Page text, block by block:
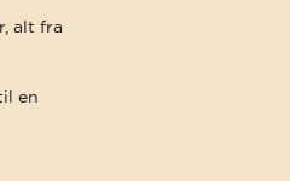
alt fra
en